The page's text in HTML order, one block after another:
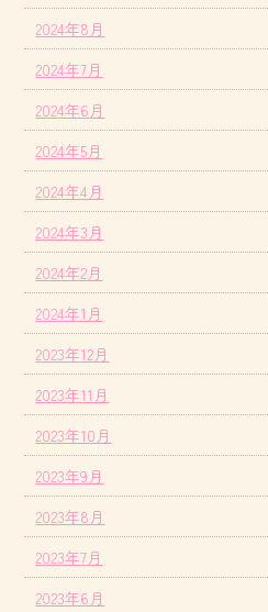
2024年8月
2024年7月
2024年6月
2024年5月
2024年4月
2024年3月
2024年2月
2024年1月
2023年12月
2023年11月
2023年10月
2023年9月
2023年8月
2023年7月
2023年6月